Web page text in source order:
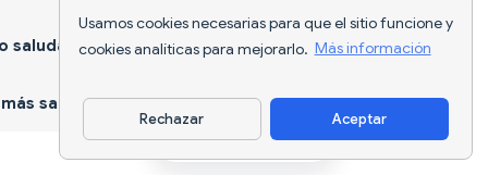
Usamos cookies necesarias para que el sitio funcione y
cookies analíticas para mejorarlo. Más información
Rechazar Aceptar
Descargar app
saludable
sano